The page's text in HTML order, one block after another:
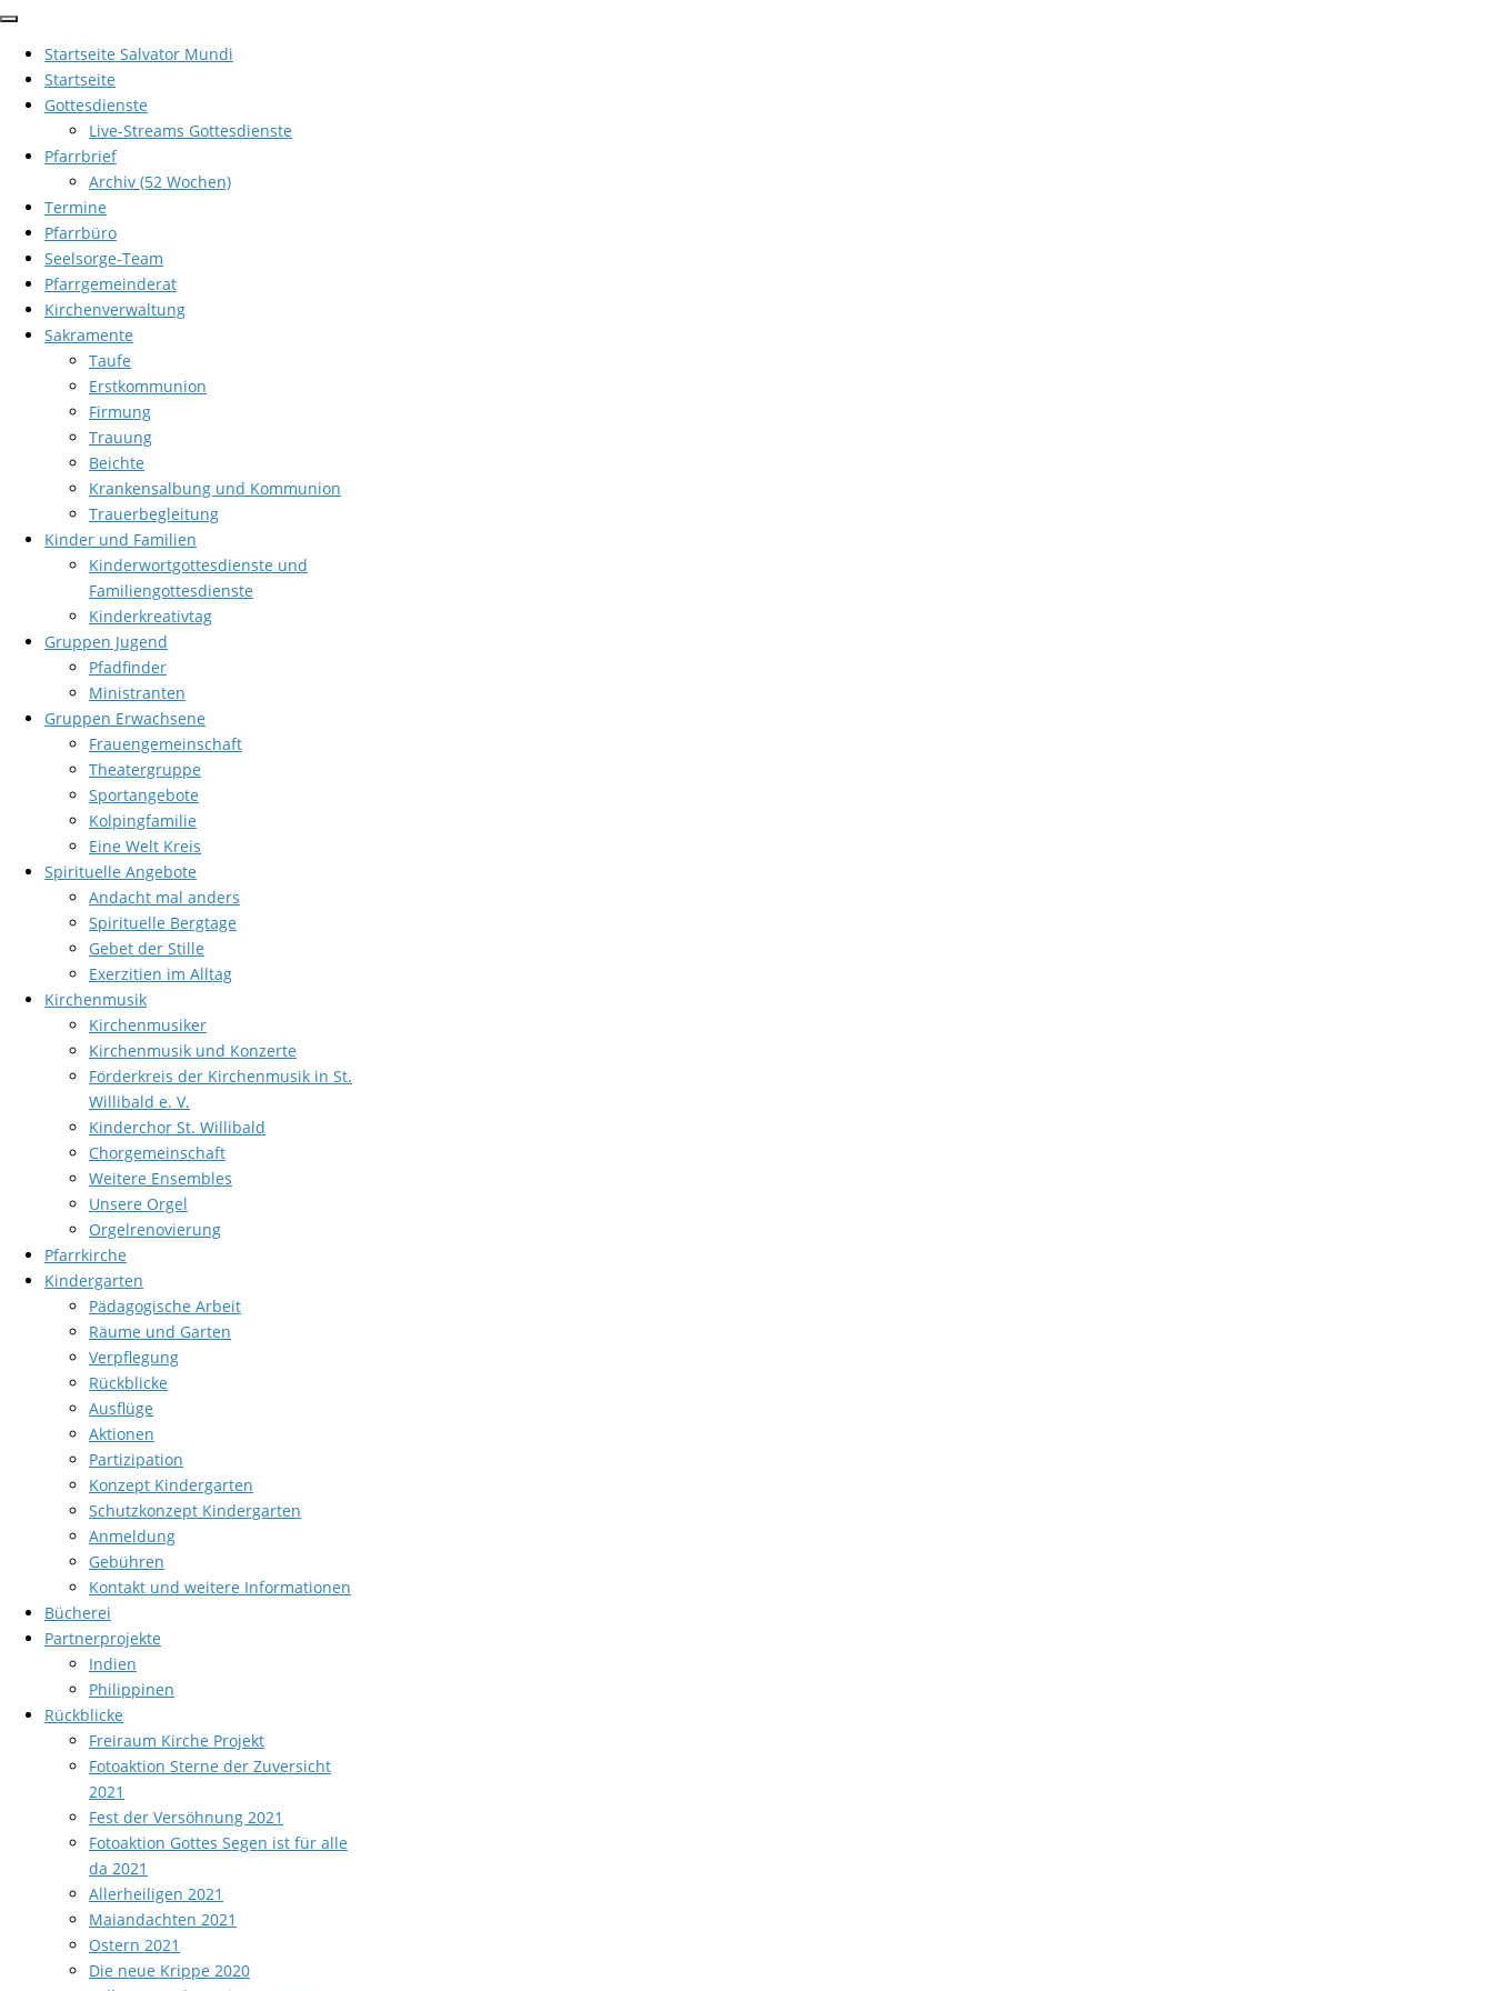
Zum
springenStartseite Salvator Mundi
Startseite
Gottesdienste
Live-Streams Gottesdienste
Pfarrbrief
Archiv (52 Wochen)
Termine
Pfarrbüro
Seelsorge-Team
Pfarrgemeinderat
Kirchenverwaltung
Sakramente
Taufe
Erstkommunion
Firmung
Trauung
Beichte
Krankensalbung und Kommunion
Trauerbegleitung
Kinder und Familien
Kinderwortgottesdienste und
Familiengottesdienste
Kinderkreativtag
Gruppen Jugend
Pfadfinder
Ministranten
Gruppen Erwachsene
Frauengemeinschaft
Theatergruppe
Sportangebote
Kolpingfamilie
Eine Welt Kreis
Spirituelle Angebote
Andacht mal anders
Spirituelle Bergtage
Gebet der Stille
Exerzitien im Alltag
Kirchenmusik
Kirchenmusiker
Kirchenmusik und Konzerte
Förderkreis der Kirchenmusik in St.
Willibald e. V.
Kinderchor St. Willibald
Chorgemeinschaft
Weitere Ensembles
Unsere Orgel
Orgelrenovierung
Pfarrkirche
Kindergarten
Pädagogische Arbeit
Räume und Garten
Verpflegung
Rückblicke
Ausflüge
Aktionen
Partizipation
Konzept Kindergarten
Schutzkonzept Kindergarten
Anmeldung
Gebühren
Kontakt und weitere Informationen
Bücherei
Partnerprojekte
Indien
Philippinen
Rückblicke
Freiraum Kirche Projekt
Fotoaktion Sterne der Zuversicht
2021
Fest der Versöhnung 2021
Fotoaktion Gottes Segen ist für alle
da 2021
Allerheiligen 2021
Maiandachten 2021
Ostern 2021
Die neue Krippe 2020